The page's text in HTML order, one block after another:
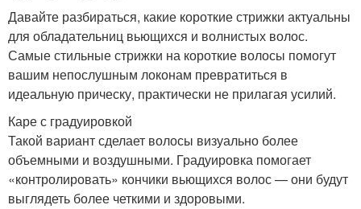
Давайте разбираться, какие короткие стрижки актуальны
для обладательниц вьющихся и волнистых волос.
Самые стильные стрижки на короткие волосы помогут
вашим непослушным локонам превратиться в
идеальную прическу, практически не прилагая усилий.
Каре с градуировкой
Такой вариант сделает волосы визуально более
объемными и воздушными. Градуировка помогает
«контролировать» кончики вьющихся волос — они будут
выглядеть более четкими и здоровыми.